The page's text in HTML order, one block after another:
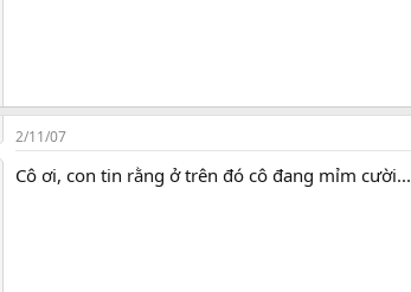
2/11/07
Cô ơi, con tin rằng ở trên đó cô đang mỉm cười...